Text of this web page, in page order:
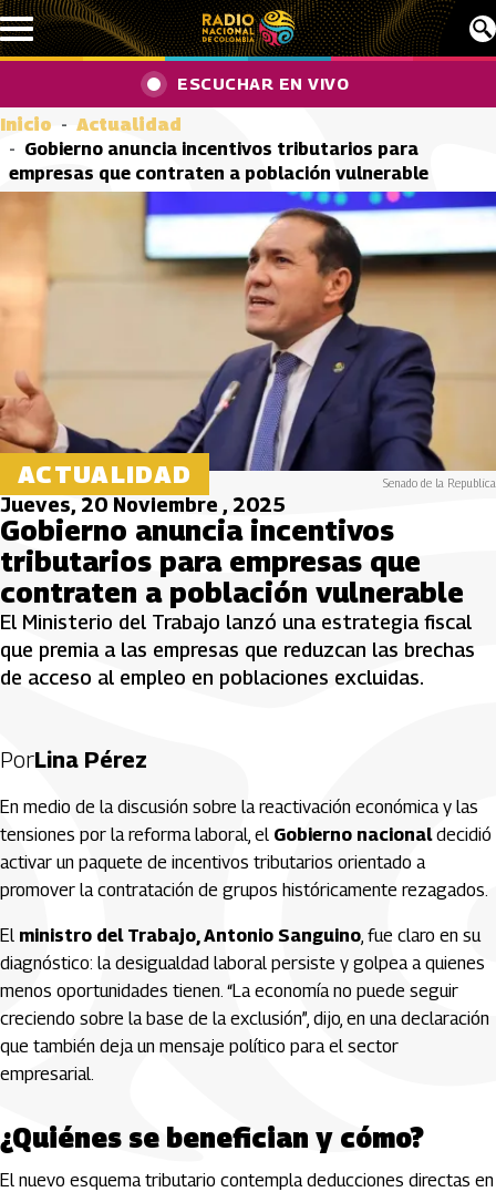
Pasar al contenido principal
ESCUCHAR EN VIVO
Inicio
Actualidad
Gobierno anuncia incentivos tributarios para
empresas que contraten a población vulnerable
ACTUALIDAD Senado de la Republica
Jueves, 20 Noviembre , 2025
Gobierno anuncia incentivos
tributarios para empresas que
contraten a población vulnerable
El Ministerio del Trabajo lanzó una estrategia fiscal
que premia a las empresas que reduzcan las brechas
de acceso al empleo en poblaciones excluidas.
PorLina Pérez
En medio de la discusión sobre la reactivación económica y las
tensiones por la reforma laboral, el Gobierno nacionaldecidió
activar un paquete de incentivos tributarios orientado a
promover la contratación de grupos históricamente rezagados.
El ministro del Trabajo, Antonio Sanguino, fue claro en su
diagnóstico: la desigualdad laboral persiste y golpea a quienes
menos oportunidades tienen. “La economía no puede seguir
creciendo sobre la base de la exclusión”, dijo, en una declaración
que también deja un mensaje político para el sector
empresarial.
¿Quiénes se benefician y cómo?
El nuevo esquema tributario contempla deducciones directas en